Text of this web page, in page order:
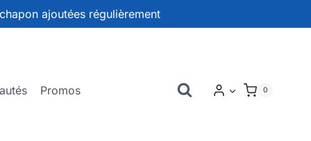
ajoutées régulièrement
Promos 0